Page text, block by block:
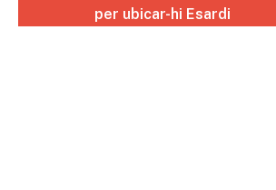
per ubicar-hi Esardi